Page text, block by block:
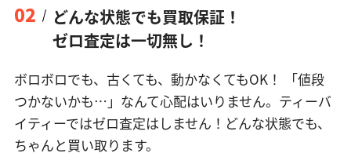
02
どんな状態でも買取保証！
ゼロ査定は一切無し！
ボロボロでも、古くても、動かなくてもOK！
「値段
つかないかも…」なんて心配はいりません。ティーバ
イティーではゼロ査定はしません！どんな状態でも、
ちゃんと買い取ります。